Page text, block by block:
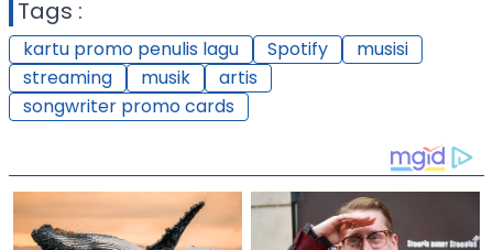
Tags :
kartu promo penulis lagu Spotify
musisi
streaming
musik
artis
songwriter promo cards